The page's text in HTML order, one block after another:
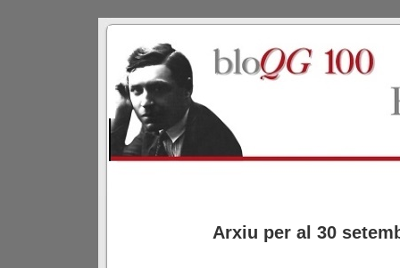
Arxiu per al 30